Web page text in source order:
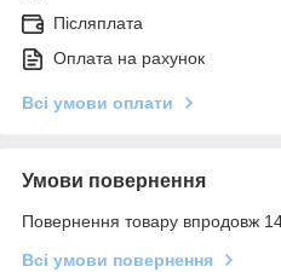
Післяплата
Оплата на рахунок
Всі умови оплати
Умови повернення
Повернення товару впродовж
Всі умови повернення